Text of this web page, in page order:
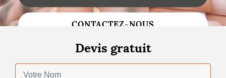
Changement de toiture
Gouttières
CONTACTEZ-NOUS
Devis gratuit